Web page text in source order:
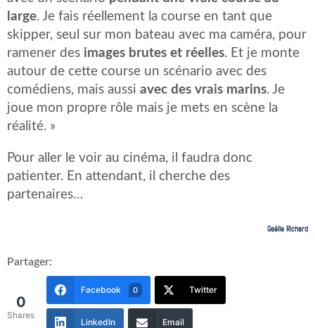
large. Je fais réellement la course en tant que
skipper, seul sur mon bateau avec ma caméra, pour
ramener des images brutes et réelles. Et je monte
autour de cette course un scénario avec des
comédiens, mais aussi avec des vrais marins. Je
joue mon propre rôle mais je mets en scène la
réalité. »
Pour aller le voir au cinéma, il faudra donc
patienter. En attendant, il cherche des
partenaires…
Gaëlle Richard
Partager:
0
Shares
Facebook 0 Twitter
LinkedIn Email